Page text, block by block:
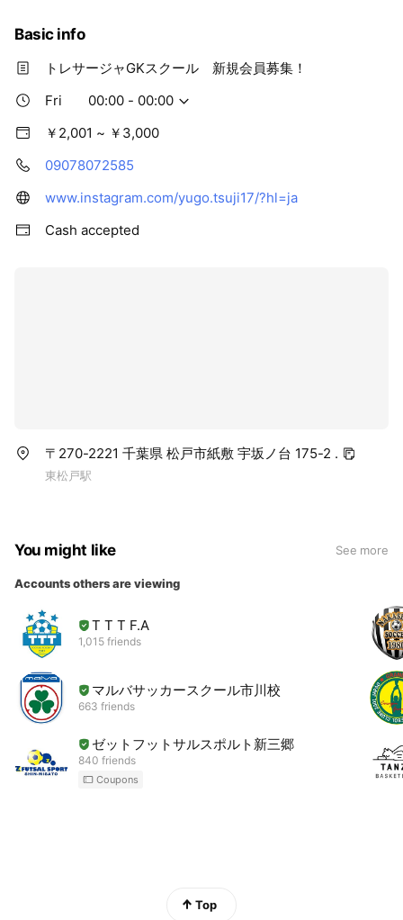
Basic info
トレサージャGKスクール 新規会員募集！
Fri
00:00 - 00:00
￥2,001 ~ ￥3,000
09078072585
www.instagram.com/yugo.tsuji17/?hl=ja
Cash accepted
〒270-2221 千葉県 松戸市紙敷 宇坂ノ台 175-2 .
東松戸駅
You might like See more
Accounts others are viewing
T T T F.A
1,015 friends
マルバサッカースクール市川校
663 friends
ゼットフットサルスポルト新三郷
840 friends
Coupons
Top